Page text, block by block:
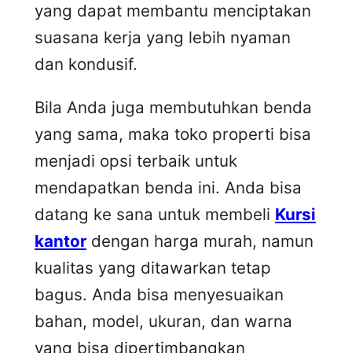
yang dapat membantu menciptakan
suasana kerja yang lebih nyaman
dan kondusif.
Bila Anda juga membutuhkan benda
yang sama, maka toko properti bisa
menjadi opsi terbaik untuk
mendapatkan benda ini. Anda bisa
datang ke sana untuk membeli Kursi
kantor dengan harga murah, namun
kualitas yang ditawarkan tetap
bagus. Anda bisa menyesuaikan
bahan, model, ukuran, dan warna
yang bisa dipertimbangkan